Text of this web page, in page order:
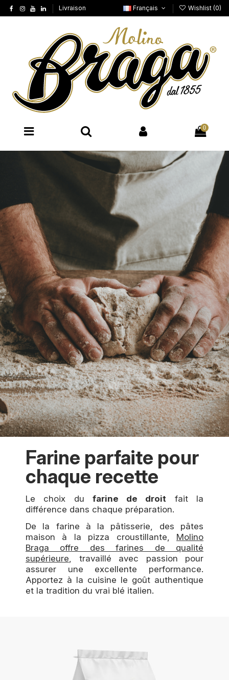
Livraison Français Wishlist (0)
0
Farine parfaite pour
chaque recette
Le choix du farine de droit fait la
différence dans chaque préparation.
De la farine à la pâtisserie, des pâtes
maison à la pizza croustillante, Molino
Braga offre des farines de qualité
supérieure, travaillé avec passion pour
assurer une excellente performance.
Apportez à la cuisine le goût authentique
et la tradition du vrai blé italien.